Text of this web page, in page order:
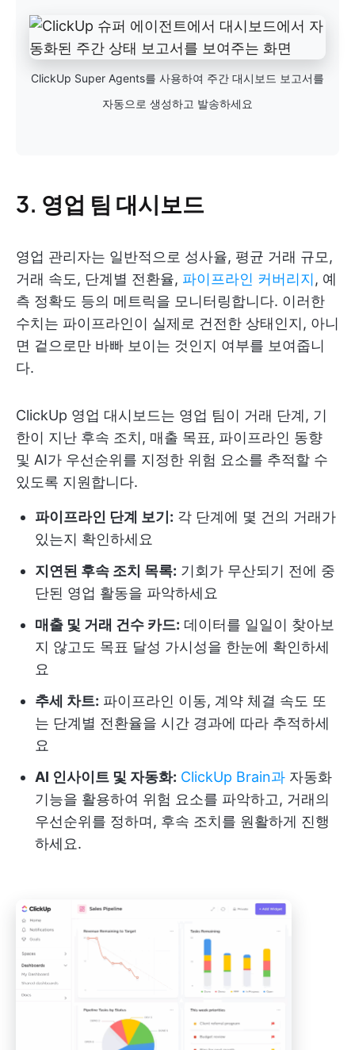
ClickUp Super Agents를 사용하여 주간 대시보드 보고서를
자동으로 생성하고 발송하세요
3. 영업 팀 대시보드
영업 관리자는 일반적으로 성사율, 평균 거래 규모,
거래 속도, 단계별 전환율, 파이프라인 커버리지 , 예
측 정확도 등의 메트릭을 모니터링합니다. 이러한
수치는 파이프라인이 실제로 건전한 상태인지, 아니
면 겉으로만 바빠 보이는 것인지 여부를 보여줍니
다.
ClickUp 영업 대시보드는 영업 팀이 거래 단계, 기
한이 지난 후속 조치, 매출 목표, 파이프라인 동향
및 AI가 우선순위를 지정한 위험 요소를 추적할 수
있도록 지원합니다.
파이프라인 단계 보기: 각 단계에 몇 건의 거래가
있는지 확인하세요
지연된 후속 조치 목록: 기회가 무산되기 전에 중
단된 영업 활동을 파악하세요
매출 및 거래 건수 카드: 데이터를 일일이 찾아보
지 않고도 목표 달성 가시성을 한눈에 확인하세
요
추세 차트: 파이프라인 이동, 계약 체결 속도 또
는 단계별 전환율을 시간 경과에 따라 추적하세
요
AI 인사이트 및 자동화: ClickUp Brain과 자동화
기능을 활용하여 위험 요소를 파악하고, 거래의
우선순위를 정하며, 후속 조치를 원활하게 진행
하세요.